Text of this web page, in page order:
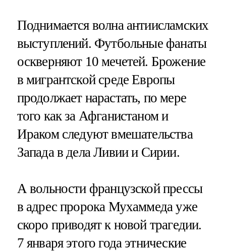
Поднимается волна антиисламских
выступлений. Футбольные фанаты
оскверняют 10 мечетей. Брожение
в мигрантской среде Европы
продолжает нарастать, по мере
того как за Афганистаном и
Ираком следуют вмешательства
Запада в дела Ливии и Сирии.
А вольности французской прессы
в адрес пророка Мухаммеда уже
скоро приводят к новой трагедии.
7 января этого года этнические